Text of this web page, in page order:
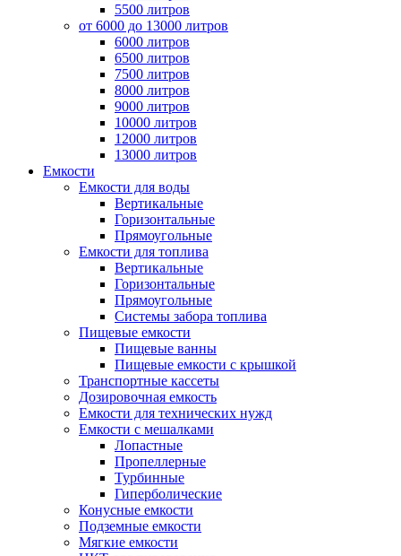
5500 литров
от 6000 до 13000 литров
6000 литров
6500 литров
7500 литров
8000 литров
9000 литров
10000 литров
12000 литров
13000 литров
Емкости
Емкости для воды
Вертикальные
Горизонтальные
Прямоугольные
Емкости для топлива
Вертикальные
Горизонтальные
Прямоугольные
Системы забора топлива
Пищевые емкости
Пищевые ванны
Пищевые емкости с крышкой
Транспортные кассеты
Дозировочная емкость
Емкости для технических нужд
Емкости с мешалками
Лопастные
Пропеллерные
Турбинные
Гиперболические
Конусные емкости
Подземные емкости
Мягкие емкости